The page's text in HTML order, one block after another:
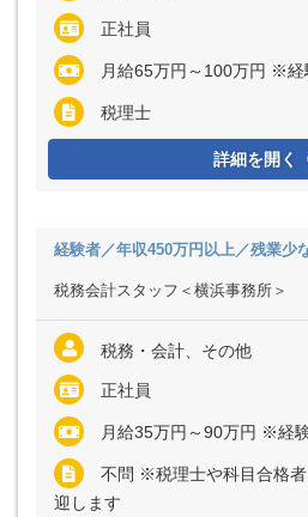
正社員
月給65万円～100万円 ※経験・能力など考慮の上、決定いたします ※上記に固定残業
税理士
詳細を開く
経験者／年収450万円以上／残業少
税務会計スタッフ＜横浜事務所＞
税務・会計、その他
正社員
月給35万円～90万円 ※経験・能力など考慮の上、決定いたします ※上記に固定残業代（
不問 ※税理士や科目合格
迎します